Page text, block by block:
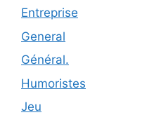
Entreprise
General
Général.
Humoristes
Jeu